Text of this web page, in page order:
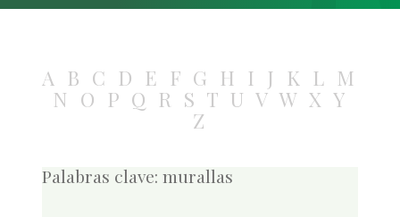
A B C D E F G H I J K L M
N O P Q R S T U V W X Y
Z
Palabras clave: murallas